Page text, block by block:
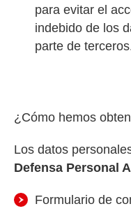
para evitar el
indebido de los
parte de
¿Cómo hemos
Los datos
Defensa Personal
Formulario de